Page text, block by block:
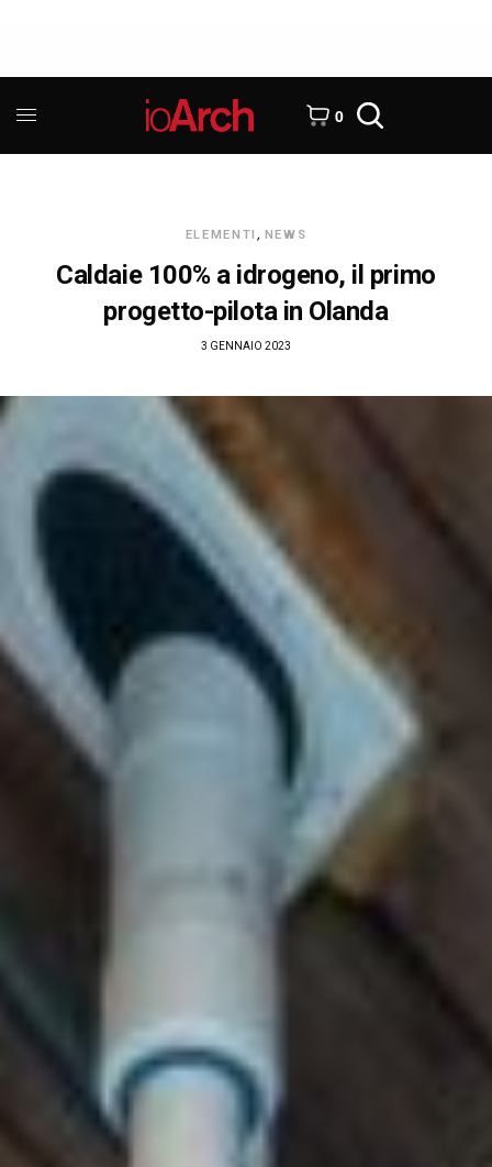
0
ELEMENTI , NEWS
Caldaie 100% a idrogeno, il primo
progetto-pilota in Olanda
3 GENNAIO 2023